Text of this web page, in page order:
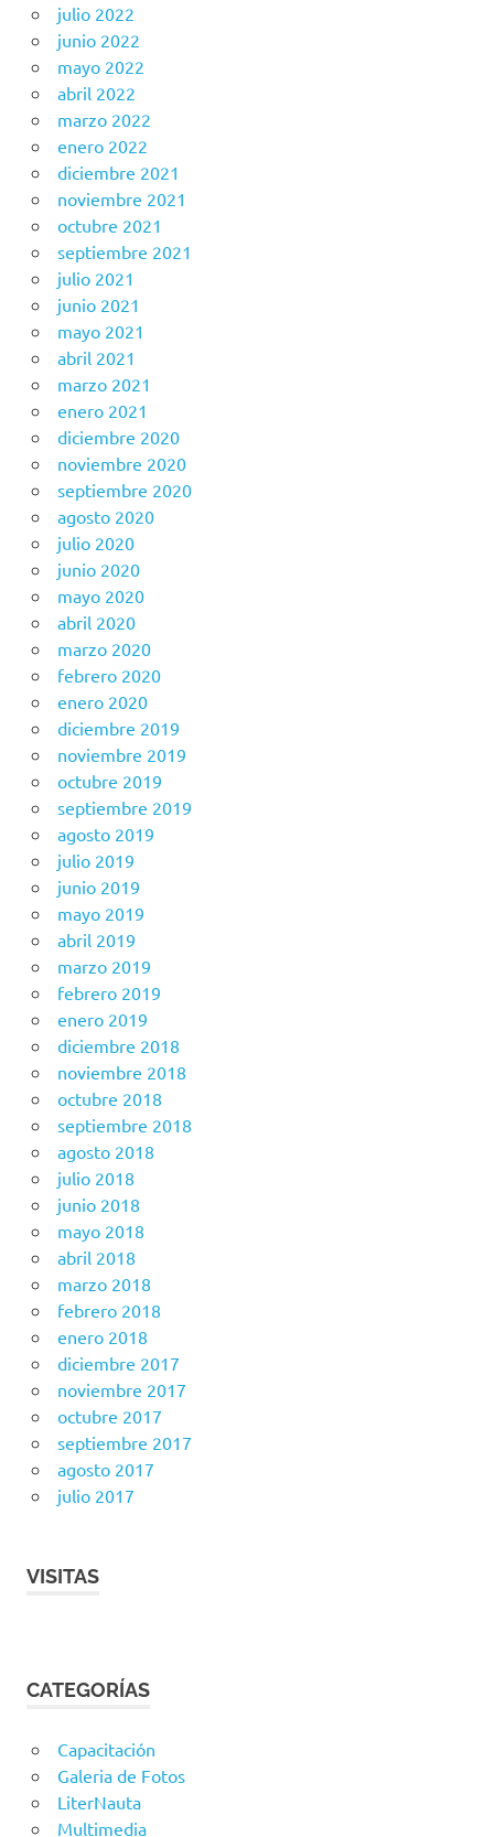
julio 2022
junio 2022
mayo 2022
abril 2022
marzo 2022
enero 2022
diciembre 2021
noviembre 2021
octubre 2021
septiembre 2021
julio 2021
junio 2021
mayo 2021
abril 2021
marzo 2021
enero 2021
diciembre 2020
noviembre 2020
septiembre 2020
agosto 2020
julio 2020
junio 2020
mayo 2020
abril 2020
marzo 2020
febrero 2020
enero 2020
diciembre 2019
noviembre 2019
octubre 2019
septiembre 2019
agosto 2019
julio 2019
junio 2019
mayo 2019
abril 2019
marzo 2019
febrero 2019
enero 2019
diciembre 2018
noviembre 2018
octubre 2018
septiembre 2018
agosto 2018
julio 2018
junio 2018
mayo 2018
abril 2018
marzo 2018
febrero 2018
enero 2018
diciembre 2017
noviembre 2017
octubre 2017
septiembre 2017
agosto 2017
julio 2017
VISITAS
CATEGORÍAS
Capacitación
Galeria de Fotos
LiterNauta
Multimedia